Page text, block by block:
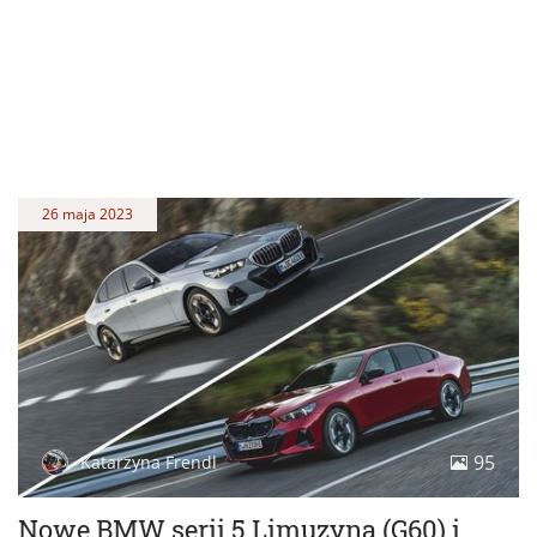
Nowe BMW serii 5 Limuzyna (G60) i
26 maja 2023
Katarzyna Frendl 95